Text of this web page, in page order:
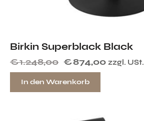
Birkin Superblack Black
€1.248,00 €874,00 zzgl. USt.
In den Warenkorb